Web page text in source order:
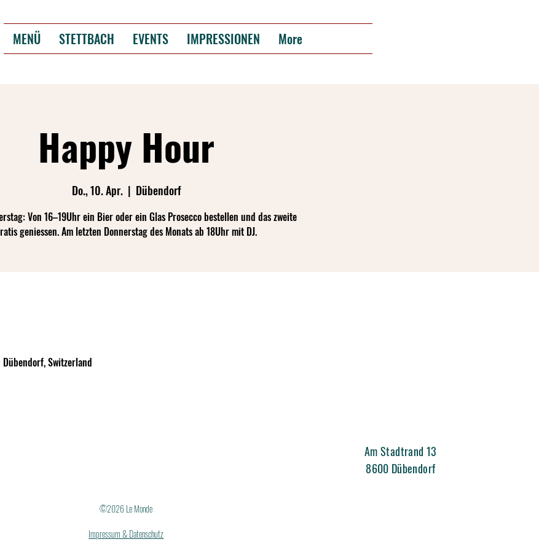
MENÜ STETTBACH EVENTS IMPRESSIONEN More
Happy Hour
Do., 10. Apr.
  |
Dübendorf
Von 16–19Uhr ein Bier oder ein Glas Prosecco bestellen und das zweite
geniessen. Am letzten Donnerstag des Monats ab 18Uhr mit DJ.
Switzerland
©2026 Le Monde
Impressum & Datenschutz
Am Stadtrand 13
8600 Dübendorf